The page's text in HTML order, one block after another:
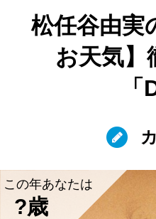
松任谷由実
お天気】
この年あなたは
?歳